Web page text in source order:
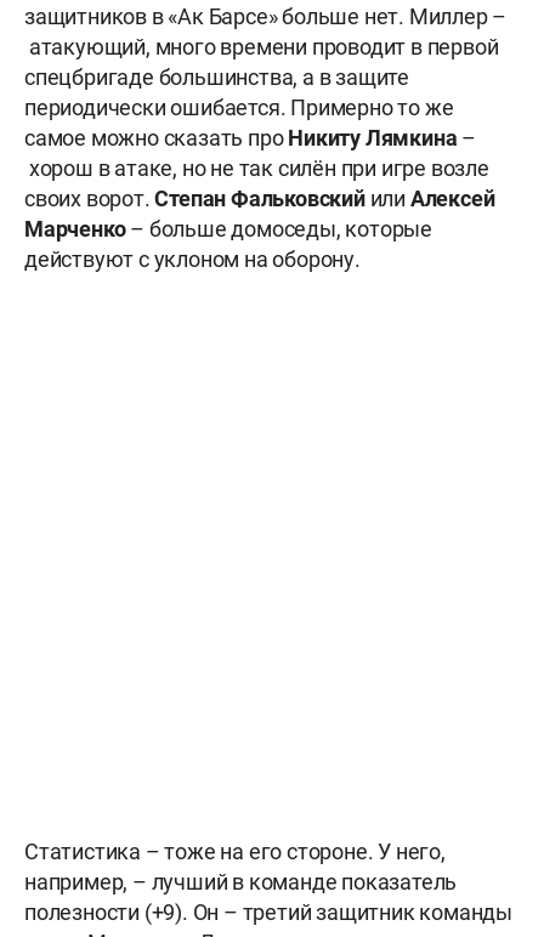
защитников в «Ак Барсе» больше нет. Миллер –
атакующий, много времени проводит в первой
спецбригаде большинства, а в защите
периодически ошибается. Примерно то же
самое можно сказать проНикиту Лямкина –
хорош в атаке, но не так силён при игре возле
своих ворот.Степан Фальковский или Алексей
Марченко– больше домоседы, которые
действуют с уклоном на оборону.
Статистика – тоже на его стороне. У него,
например, – лучший в команде показатель
полезности (+9). Он – третий защитник команды